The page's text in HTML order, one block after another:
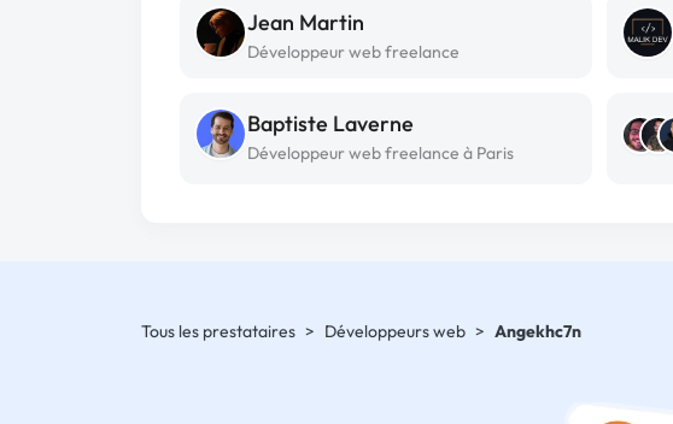
Jean Martin
Développeur web freelance
Baptiste Laverne
Développeur web freelance à Paris
Tous les prestataires > Développeurs web > Angekhc7n